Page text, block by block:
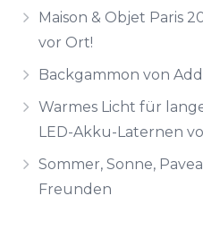
Maison & Objet Paris
vor Ort!
Backgammon von
Warmes Licht für
LED-Akku-Laternen
Sommer, Sonne,
Freunden